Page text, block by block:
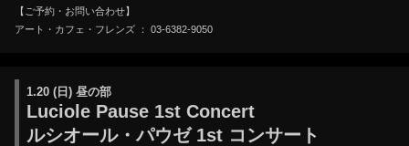
【ご予約・お問い合わせ】
アート・カフェ・フレンズ ： 03-6382-9050
1.20 (日) 昼の部
Luciole Pause 1st Concert
ルシオール・パウゼ 1st コンサート